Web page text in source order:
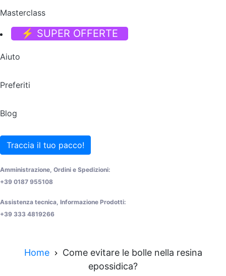
Masterclass
⚡ SUPER OFFERTE
Aiuto
Preferiti
Blog
Traccia il tuo pacco!
Amministrazione, Ordini e Spedizioni:
+39 0187 955108
Assistenza tecnica, Informazione Prodotti:
+39 333 4819266
Home
Come evitare le bolle nella resina
epossidica?